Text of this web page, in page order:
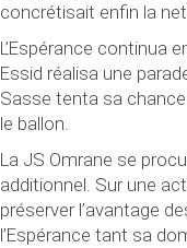
concrétisait enfin la
L’Espérance continua
Essid réalisa une
Sasse tenta sa
le ballon.
La JS Omrane se
additionnel. Sur une
préserver l’avantage
l’Espérance tant sa